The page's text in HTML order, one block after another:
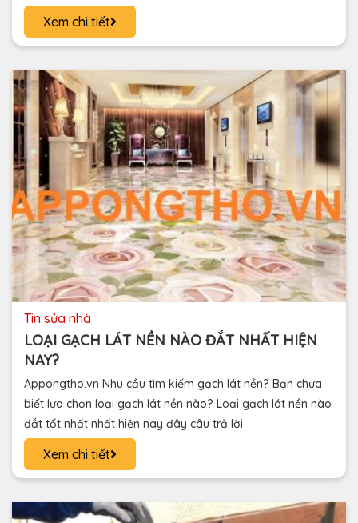
Xem chi tiết
tin sửa nhà
LOẠI GẠCH LÁT NỀN NÀO ĐẮT NHẤT HIỆN
NAY?
Appongtho.vn Nhu cầu tìm kiếm gạch lát nền? Bạn chưa
biết lựa chọn loại gạch lát nền nào? Loại gạch lát nền nào
đắt tốt nhất nhất hiện nay đây câu trả lời
Xem chi tiết